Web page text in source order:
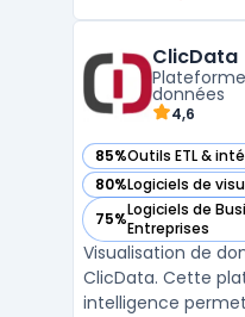
plateforme permet
sources de
ClicData
données
4,6
85%Outils ETL &
— voir ClicData
80%Logiciels de
— voir ClicData
75%Logiciels de
Entreprises
— voir ClicData
Visualisation de
ClicData. Cette
intelligence